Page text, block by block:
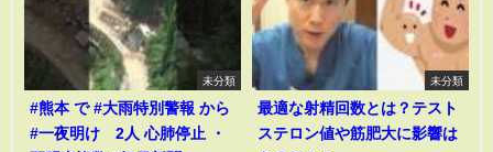
未分類
#熊本 で #大雨特別警報 から
#一夜明け 2人 心肺停止 ・
未分類
最適な射精回数とは？テスト
ステロン値や筋肥大に影響は